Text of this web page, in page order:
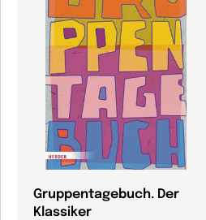
Gruppentagebuch. Der
Klassiker